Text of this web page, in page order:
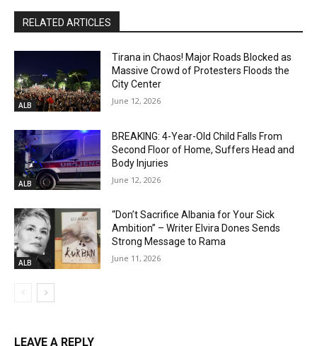
RELATED ARTICLES
ALB
Tirana in Chaos! Major Roads Blocked as
Massive Crowd of Protesters Floods the
City Center
June 12, 2026
ALB
BREAKING: 4-Year-Old Child Falls From
Second Floor of Home, Suffers Head and
Body Injuries
June 12, 2026
ALB
“Don’t Sacrifice Albania for Your Sick
Ambition” – Writer Elvira Dones Sends
Strong Message to Rama
June 11, 2026
LEAVE A REPLY